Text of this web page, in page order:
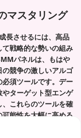
マスタリング
長させるには、高品
戦略的な勢いの組み
パネルは、もはや
競争の激しいアルゴ
須ツールです。デー
ターゲット型エンゲ
これらのツールを確
能性を大幅に高める
準備はできています